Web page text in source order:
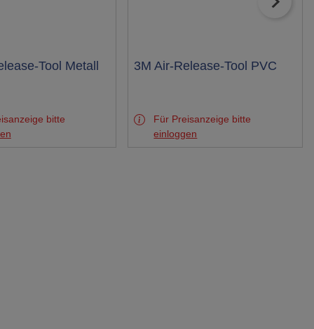
Tool Metall
bitte
Test
3M Air-Release-Tool PVC
Für Preisanzeige bitte
einloggen